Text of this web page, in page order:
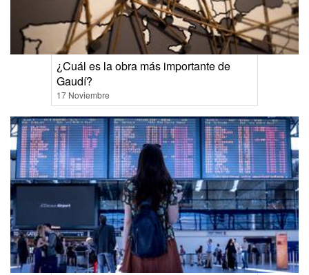
¿Cuál es la obra más importante de
Gaudí?
17 Noviembre